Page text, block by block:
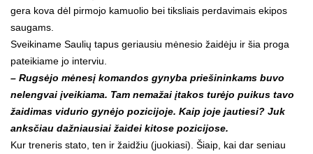
gera kova dėl pirmojo kamuolio bei tiksliais perdavimais ekipos
saugams.
Sveikiname Saulių tapus geriausiu mėnesio žaidėju ir šia proga
pateikiame jo interviu.
– Rugsėjo mėnesį komandos gynyba priešininkams buvo
nelengvai įveikiama. Tam nemažai įtakos turėjo puikus tavo
žaidimas vidurio gynėjo pozicijoje. Kaip joje jautiesi? Juk
anksčiau dažniausiai žaidei kitose pozicijose.
Kur treneris stato, ten ir žaidžiu (juokiasi). Šiaip, kai dar seniau